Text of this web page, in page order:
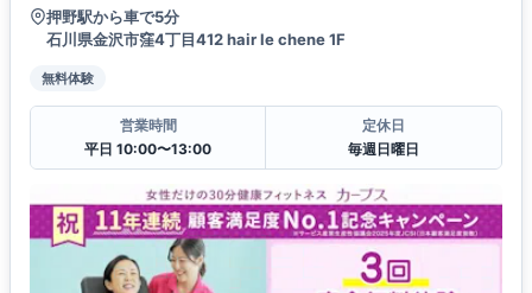
押野駅から車で5分
石川県金沢市窪4丁目412 hair le chene 1F
無料体験
営業時間
平日 10:00〜13:00
定休日
毎週日曜日